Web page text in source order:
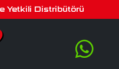
Yetkili Distribütörü
– standart